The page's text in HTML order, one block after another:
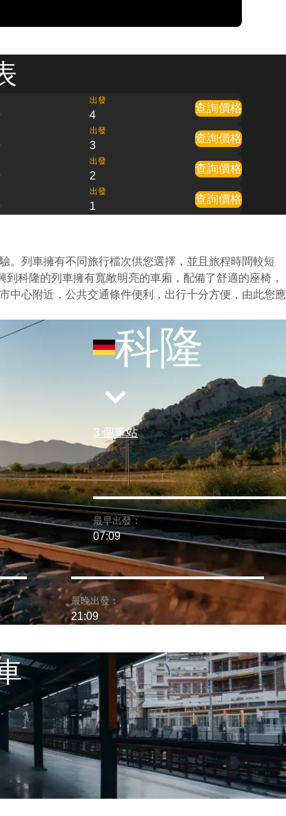
出發
4
查詢價格
出發
3
查詢價格
出發
2
查詢價格
出發
1
查詢價格
。列車擁有不同旅行檔次供您選擇，並且旅程時間較短
科隆的列車擁有寬敞明亮的車廂，配備了舒適的座椅，
中心附近，公共交通條件便利，出行十分方便，由此您應
科隆
3 個車站
最早出發：
07:09
最晚出發：
21:09